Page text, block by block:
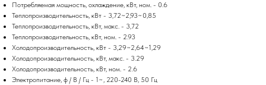
Потребляемая мощность, охлаждение, кВт, ном. - 0.6
Теплопроизводительность, кВт - 3,72~2,93~0,85
Теплопроизводительность, кВт, макс. - 3,72
Теплопроизводительность, кВт, ном. - 2.93
Холодопроизводительность, кВт - 3,29~2,64~1,29
Холодопроизводительность, кВт, макс. - 3.29
Холодопроизводительность, кВт, ном. - 2.6
Электропитание, ф / В / Гц - 1~, 220-240 В, 50 Гц